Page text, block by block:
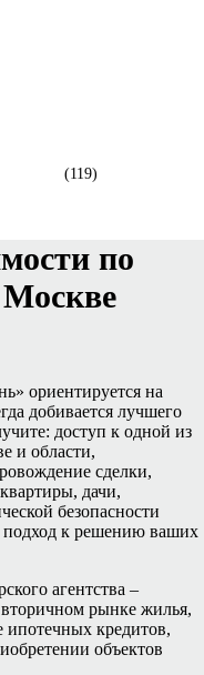
(119)
по
ориентируется на
добивается лучшего
доступ к одной из
и области,
сделки,
дачи,
безопасности
к решению ваших
агентства –
рынке жилья,
кредитов,
объектов